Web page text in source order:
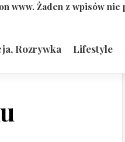
www. Żaden z wpisów
Rozrywka Lifestyle